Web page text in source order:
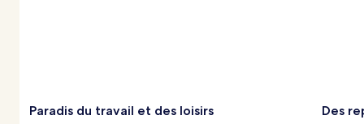
Paradis du travail et des loisirs Des